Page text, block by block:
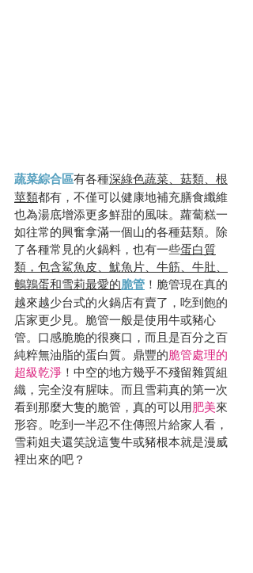
蔬菜綜合區有各種深綠色蔬菜、菇類、根
莖類都有，不僅可以健康地補充膳食纖維
也為湯底增添更多鮮甜的風味。蘿蔔糕一
如往常的興奮拿滿一個山的各種菇類。除
了各種常見的火鍋料，也有一些蛋白質
類，包含鯊魚皮、魷魚片、牛筋、牛肚、
鵪鶉蛋和雪莉最愛的脆管 ！脆管現在真的
越來越少台式的火鍋店有賣了，吃到飽的
店家更少見。脆管一般是使用牛或豬心
管。口感脆脆的很爽口，而且是百分之百
純粹無油脂的蛋白質。鼎豐的脆管處理的
超級乾淨 ！中空的地方幾乎不殘留雜質組
織，完全沒有腥味。而且雪莉真的第一次
看到那麼大隻的脆管，真的可以用肥美來
形容。吃到一半忍不住傳照片給家人看，
雪莉姐夫還笑說這隻牛或豬根本就是漫威
裡出來的吧？